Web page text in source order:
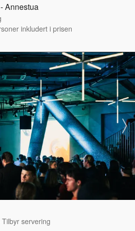
Annestua
inkludert i prisen
Tilbyr servering